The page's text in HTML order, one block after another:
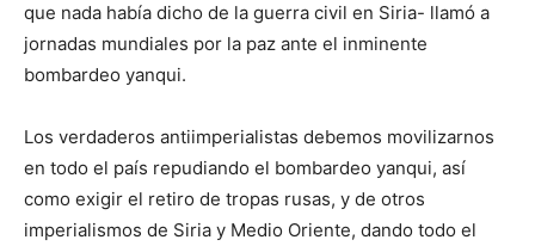
que nada había dicho de la guerra civil en Siria- llamó a
jornadas mundiales por la paz ante el inminente
bombardeo yanqui.
Los verdaderos antiimperialistas debemos movilizarnos
en todo el país repudiando el bombardeo yanqui, así
como exigir el retiro de tropas rusas, y de otros
imperialismos de Siria y Medio Oriente, dando todo el